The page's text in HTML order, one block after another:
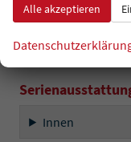
Räder & Technik
Sonstiges
Innen
Alle akzeptieren